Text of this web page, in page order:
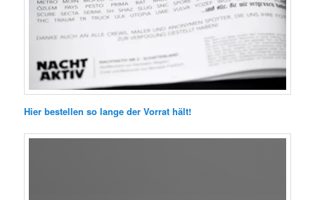
Hier bestellen so lange der Vorrat hält!